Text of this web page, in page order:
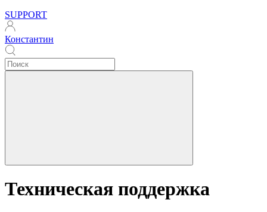
SUPPORT
Константин
Техническая поддержка